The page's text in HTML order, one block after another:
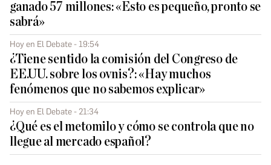
ganado 57 millones: «Esto es pequeño, pronto se
sabrá»
Hoy en El Debate - 19:54
¿Tiene sentido la comisión del Congreso de
EE.UU. sobre los ovnis?: «Hay muchos
fenómenos que no sabemos explicar»
Hoy en El Debate - 21:34
¿Qué es el metomilo y cómo se controla que no
llegue al mercado español?